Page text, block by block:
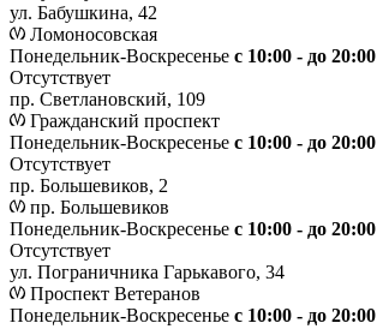
ул. Бабушкина, 42
Ломоносовская
Понедельник-Воскресенье с 10:00 - до 20:00
Отсутствует
пр. Светлановский, 109
Гражданский проспект
Понедельник-Воскресенье с 10:00 - до 20:00
Отсутствует
пр. Большевиков, 2
пр. Большевиков
Понедельник-Воскресенье с 10:00 - до 20:00
Отсутствует
ул. Пограничника Гарькавого, 34
Проспект Ветеранов
Понедельник-Воскресенье с 10:00 - до 20:00